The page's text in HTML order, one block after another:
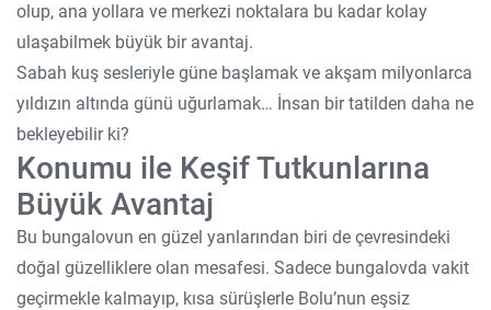
olup, ana yollara ve merkezi noktalara bu kadar kolay
ulaşabilmek büyük bir avantaj.
Sabah kuş sesleriyle güne başlamak ve akşam milyonlarca
yıldızın altında günü uğurlamak… İnsan bir tatilden daha ne
bekleyebilir ki?
Konumu ile Keşif Tutkunlarına
Büyük Avantaj
Bu bungalovun en güzel yanlarından biri de çevresindeki
doğal güzelliklere olan mesafesi. Sadece bungalovda vakit
geçirmekle kalmayıp, kısa sürüşlerle Bolu’nun eşsiz